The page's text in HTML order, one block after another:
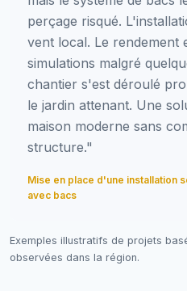
perçage risqué.
vent local. Le rendement
simulations malgré
chantier s'est déroulé
le jardin attenant. Une
maison moderne sans
structure."
Mise en place d'une installation
avec bacs
Exemples illustratifs de projets
observées dans la région.